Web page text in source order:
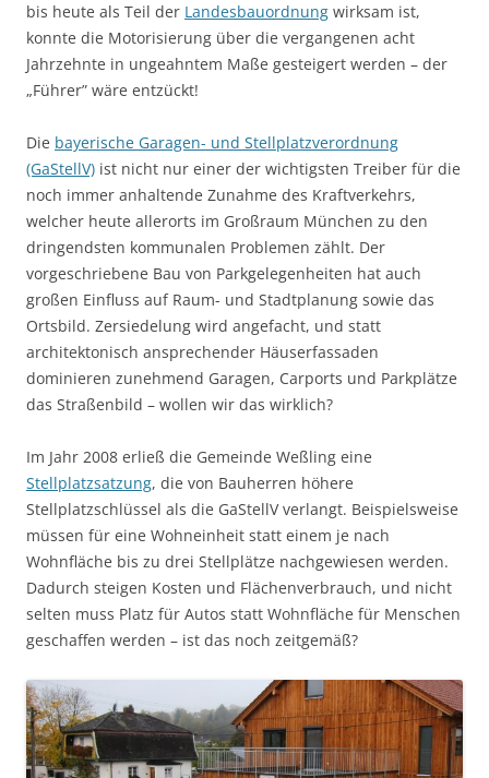
bis heute als Teil der Landesbauordnung wirksam ist,
konnte die Motorisierung über die vergangenen acht
Jahrzehnte in ungeahntem Maße gesteigert werden – der
„Führer” wäre entzückt!
Die bayerische Garagen- und Stellplatzverordnung
(GaStellV) ist nicht nur einer der wichtigsten Treiber für die
noch immer anhaltende Zunahme des Kraftverkehrs,
welcher heute allerorts im Großraum München zu den
dringendsten kommunalen Problemen zählt. Der
vorgeschriebene Bau von Parkgelegenheiten hat auch
großen Einfluss auf Raum- und Stadtplanung sowie das
Ortsbild. Zersiedelung wird angefacht, und statt
architektonisch ansprechender Häuserfassaden
dominieren zunehmend Garagen, Carports und Parkplätze
das Straßenbild – wollen wir das wirklich?
Im Jahr 2008 erließ die Gemeinde Weßling eine
Stellplatzsatzung, die von Bauherren höhere
Stellplatzschlüssel als die GaStellV verlangt. Beispielsweise
müssen für eine Wohneinheit statt einem je nach
Wohnfläche bis zu drei Stellplätze nachgewiesen werden.
Dadurch steigen Kosten und Flächenverbrauch, und nicht
selten muss Platz für Autos statt Wohnfläche für Menschen
geschaffen werden – ist das noch zeitgemäß?